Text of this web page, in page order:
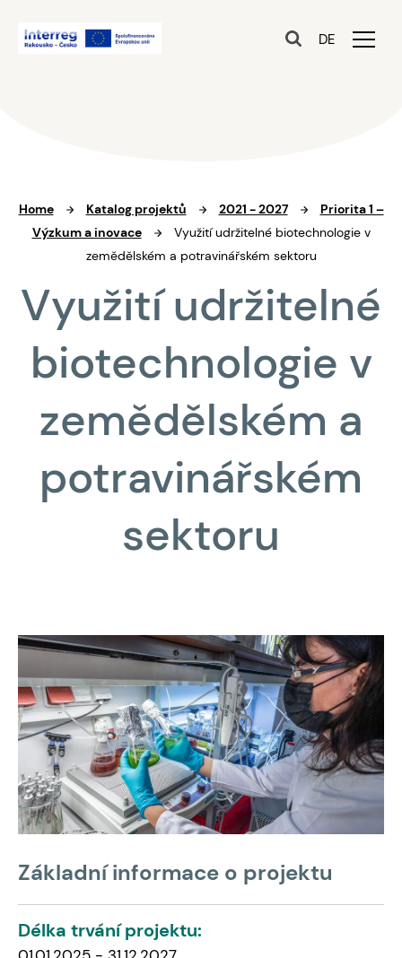
DE
Home Katalog projektů 2021 - 2027
Priorita 1 –
Výzkum a inovace
Využití udržitelné biotechnologie v
zemědělském a potravinářském sektoru
Využití udržitelné
biotechnologie v
zemědělském a
potravinářském
sektoru
Základní informace o projektu
Délka trvání projektu: